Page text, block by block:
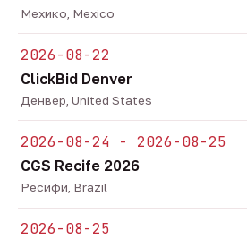
Мехико, Mexico
2026-08-22
ClickBid Denver
Денвер, United States
2026-08-24 - 2026-08-25
CGS Recife 2026
Ресифи, Brazil
2026-08-25